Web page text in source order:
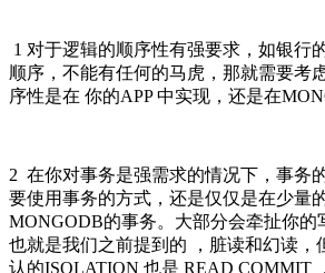
1 对于逻辑的顺序性有强要求，如银行
顺序，不能有任何的马虎，那就需要考
序性是在 你的APP 中实现，还是在
2 在你对事务是强需求的情况下，事务
要使用事务的方式，还是仅仅是在少量
MONGODB的事务。大部分会牵扯你的
也就是我们之前提到的 ，脏读和幻读，
认的ISOLATION 也是 READ COMMIT